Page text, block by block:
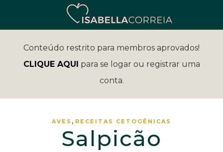
Conteúdo restrito para membros aprovados!
CLIQUE AQUI para se logar ou registrar uma
conta.
AVES , RECEITAS CETOGÊNICAS
Salpicão